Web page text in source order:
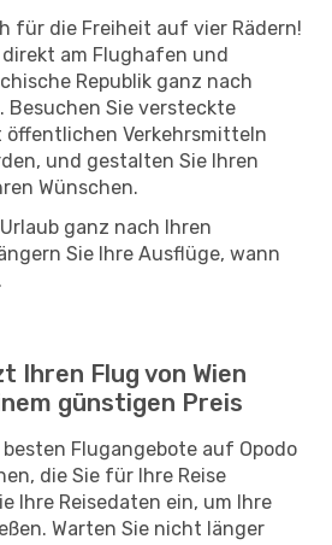
für die Freiheit auf vier Rädern!
am Flughafen und
Republik ganz nach
Besuchen Sie versteckte
öffentlichen Verkehrsmitteln
und gestalten Sie Ihren
Wünschen.
ganz nach Ihren
Sie Ihre Ausflüge, wann
Ihren Flug von Wien
günstigen Preis
Flugangebote auf Opodo
die Sie für Ihre Reise
Ihre Reisedaten ein, um Ihre
Warten Sie nicht länger